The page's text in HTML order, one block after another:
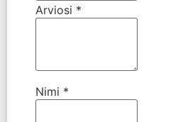
Arviosi *
Nimi *